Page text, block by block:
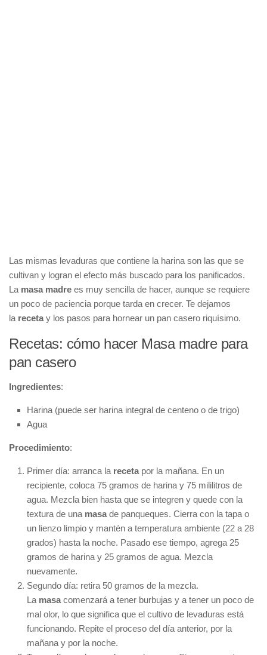
Las mismas levaduras que contiene la harina son las que se
cultivan y logran el efecto más buscado para los panificados.
La masa madre es muy sencilla de hacer, aunque se requiere
un poco de paciencia porque tarda en crecer. Te dejamos
la receta y los pasos para hornear un pan casero riquísimo.
Recetas: cómo hacer Masa madre para
pan casero
Ingredientes:
Harina (puede ser harina integral de centeno o de trigo)
Agua
Procedimiento:
Primer día: arranca la receta por la mañana. En un
recipiente, coloca 75 gramos de harina y 75 mililitros de
agua. Mezcla bien hasta que se integren y quede con la
textura de una masa de panqueques. Cierra con la tapa o
un lienzo limpio y mantén a temperatura ambiente (22 a 28
grados) hasta la noche. Pasado ese tiempo, agrega 25
gramos de harina y 25 gramos de agua. Mezcla
nuevamente.
Segundo día: retira 50 gramos de la mezcla.
La masa comenzará a tener burbujas y a tener un poco de
mal olor, lo que significa que el cultivo de levaduras está
funcionando. Repite el proceso del día anterior, por la
mañana y por la noche.